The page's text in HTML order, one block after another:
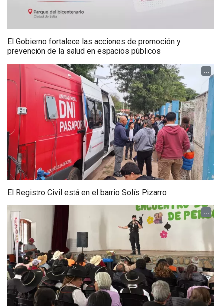
El Gobierno fortalece las acciones de promoción y
prevención de la salud en espacios públicos
...
El Registro Civil está en el barrio Solís Pizarro
...